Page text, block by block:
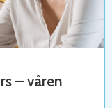
– våren